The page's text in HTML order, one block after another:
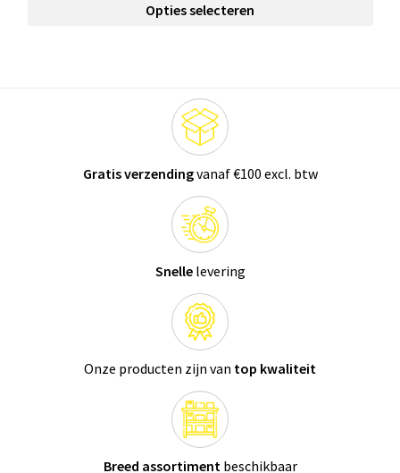
Opties selecteren
Gratis verzendingvanaf €100 excl. btw
Snellelevering
Onze producten zijn van top kwaliteit
Breed assortiment beschikbaar